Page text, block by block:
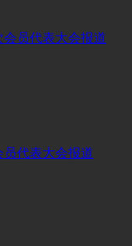
员代表大会报道
代表大会报道